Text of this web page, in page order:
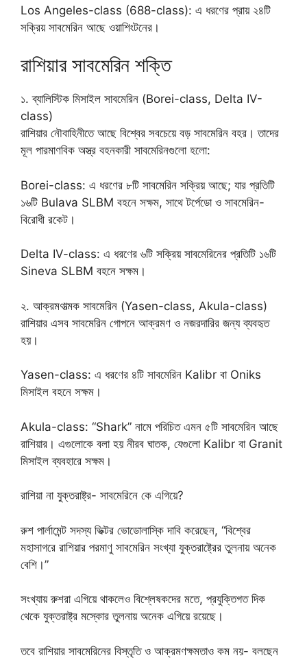
Los Angeles-class (688-class): এ ধরণের প্রায় ২৪টি
সক্রিয় সাবমেরিন আছে ওয়াশিংটনের।
রাশিয়ার সাবমেরিন শক্তি
১. ব্যালিস্টিক মিসাইল সাবমেরিন (Borei-class, Delta IV-
class)
রাশিয়ার নৌবাহিনীতে আছে বিশ্বের সবচেয়ে বড় সাবমেরিন বহর। তাদের
মূল পারমাণবিক অস্ত্র বহনকারী সাবমেরিনগুলো হলো:
Borei-class: এ ধরণের ৮টি সাবমেরিন সক্রিয় আছে; যার প্রতিটি
১৬টি Bulava SLBM বহনে সক্ষম, সাথে টর্পেডো ও সাবমেরিন-
বিরোধী রকেট।
Delta IV-class: এ ধরণের ৬টি সক্রিয় সাবমেরিনের প্রতিটি ১৬টি
Sineva SLBM বহনে সক্ষম।
২. আক্রমণাত্মক সাবমেরিন (Yasen-class, Akula-class)
রাশিয়ার এসব সাবমেরিন গোপনে আক্রমণ ও নজরদারির জন্য ব্যবহৃত
হয়।
Yasen-class: এ ধরণের ৪টি সাবমেরিন Kalibr বা Oniks
মিসাইল বহনে সক্ষম।
Akula-class: “Shark” নামে পরিচিত এমন ৫টি সাবমেরিন আছে
রাশিয়ার। এগুলোকে বলা হয় নীরব ঘাতক, যেগুলো Kalibr বা Granit
মিসাইল ব্যবহারে সক্ষম।
রাশিয়া না যুক্তরাষ্ট্র- সাবমেরিনে কে এগিয়ে?
রুশ পার্লামেন্ট সদস্য ভিক্টর ভোডোলাস্কি দাবি করেছেন, “বিশ্বের
মহাসাগরে রাশিয়ার পরমাণু সাবমেরিন সংখ্যা যুক্তরাষ্ট্রের তুলনায় অনেক
বেশি।”
সংখ্যায় রুশরা এগিয়ে থাকলেও বিশ্লেষকদের মতে, প্রযুক্তিগত দিক
থেকে যুক্তরাষ্ট্র মস্কোর তুলনায় অনেক এগিয়ে রয়েছে।
তবে রাশিয়ার সাবমেরিনের বিস্তৃতি ও আক্রমণক্ষমতাও কম নয়- বলছেন